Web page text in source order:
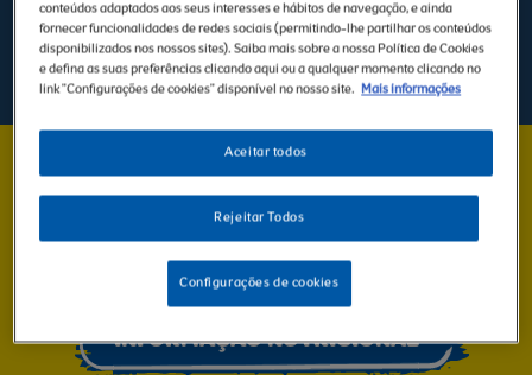
INFORMAÇÃO RECICLAGEM
NESQUIK® MINIS
de que tanto gostam agora numa versão mini!
Todo o sabor a chocolate Nesquik em cada colherada. Comecem o
dia em família, com os deliciosos cereais Nesquik
INFORMAÇÃO NUTRICIONAL
conteúdos adaptados aos seus interesses e hábitos de navegação, e ainda
fornecer funcionalidades de redes sociais (permitindo-lhe partilhar os conteúdos
disponibilizados nos nossos sites). Saiba mais sobre a nossa Política de Cookies
e defina as suas preferências clicando aqui ou a qualquer momento clicando no
link "Configurações de cookies" disponível no nosso site. Mais informações
Rejeitar Todos
Aceitar todos
Configurações de cookies